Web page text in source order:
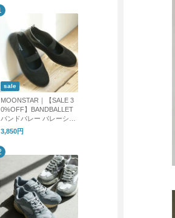
sale
MOONSTAR｜【SALE 3
0%OFF】BANDBALLET
バンドバレー バレーシュ
ーズ フラットシューズ b
andballet
3,850円